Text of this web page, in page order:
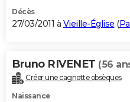
Décès
27/03/2011 à Vieille-Église (
Bruno RIVENET (56
Créer une cagnotte obsèques
Naissance